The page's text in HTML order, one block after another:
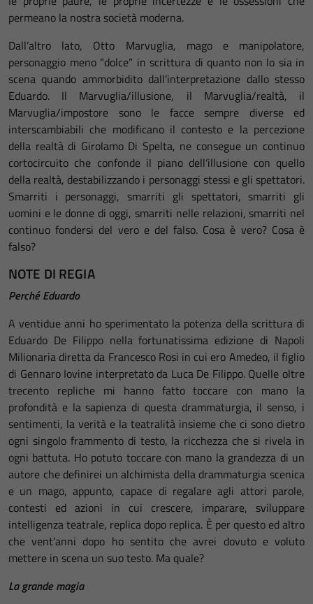
permeano la nostra società moderna.
Dall’altro lato, Otto Marvuglia, mago e manipolatore,
personaggio meno “dolce” in scrittura di quanto non lo sia in
scena quando ammorbidito dall’interpretazione dallo stesso
Eduardo. Il Marvuglia/illusione, il Marvuglia/realtà, il
Marvuglia/impostore sono le facce sempre diverse ed
interscambiabili che modificano il contesto e la percezione
della realtà di Girolamo Di Spelta, ne consegue un continuo
cortocircuito che confonde il piano dell’illusione con quello
della realtà, destabilizzando i personaggi stessi e gli spettatori.
Smarriti i personaggi, smarriti gli spettatori, smarriti gli
uomini e le donne di oggi, smarriti nelle relazioni, smarriti nel
continuo fondersi del vero e del falso. Cosa è vero? Cosa è
falso?
NOTE DI REGIA
Perché Eduardo
A ventidue anni ho sperimentato la potenza della scrittura di
Eduardo De Filippo nella fortunatissima edizione di Napoli
Milionaria diretta da Francesco Rosi in cui ero Amedeo, il figlio
di Gennaro Iovine interpretato da Luca De Filippo. Quelle oltre
trecento repliche mi hanno fatto toccare con mano la
profondità e la sapienza di questa drammaturgia, il senso, i
sentimenti, la verità e la teatralità insieme che ci sono dietro
ogni singolo frammento di testo, la ricchezza che si rivela in
ogni battuta. Ho potuto toccare con mano la grandezza di un
autore che definirei un alchimista della drammaturgia scenica
e un mago, appunto, capace di regalare agli attori parole,
contesti ed azioni in cui crescere, imparare, sviluppare
intelligenza teatrale, replica dopo replica. È per questo ed altro
che vent’anni dopo ho sentito che avrei dovuto e voluto
mettere in scena un suo testo. Ma quale?
La grande magia